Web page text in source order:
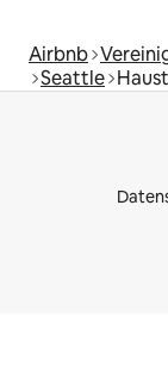
Airbnb
Seattle